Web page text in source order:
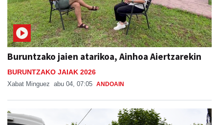
Buruntzako jaien atarikoa, Ainhoa Aiertzarekin
BURUNTZAKO JAIAK 2026
Xabat Minguez abu 04, 07:05 ANDOAIN